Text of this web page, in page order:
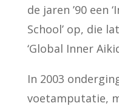
de jaren ’90 een
School’ op, die
‘Global Inner
In 2003
voetamputatie,